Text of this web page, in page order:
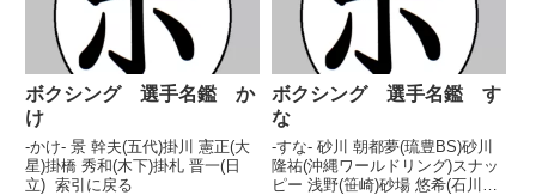
ボクシング 選手名鑑 か
け
-かけ- 景 幹夫(五代)掛川 憲正(大
星)掛橋 秀和(木下)掛札 晋一(日
立) 索引に戻る
ボクシング 選手名鑑 す
な
-すな- 砂川 朝都夢(琉豊BS)砂川
隆祐(沖縄ワールドリング)スナッ
ピー 浅野(笹崎)砂場 悠希(石川ジ